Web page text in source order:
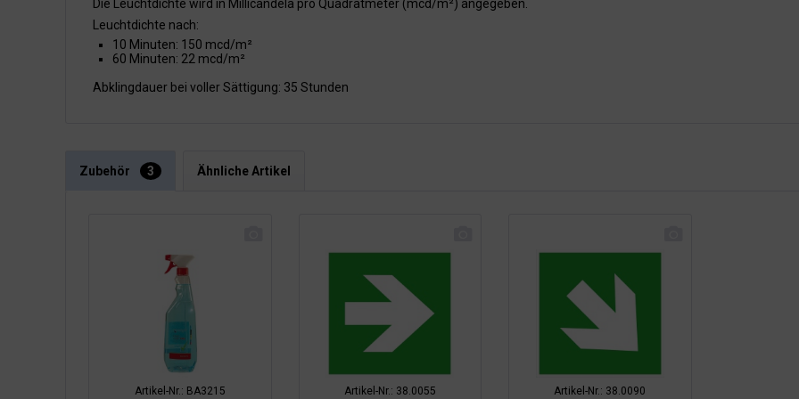
Die Leuchtdichte wird in Millicandela pro Quadratmeter (mcd/m²) angegeben.
Leuchtdichte nach:
10 Minuten: 150 mcd/m²
60 Minuten: 22 mcd/m²
Abklingdauer bei voller Sättigung: 35 Stunden
Zubehör 3 Ähnliche Artikel
Artikel-Nr.: BA3215 Artikel-Nr.: 38.0055 Artikel-Nr.: 38.0090